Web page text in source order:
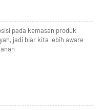
pada kemasan produk
jadi biar kita lebih aware